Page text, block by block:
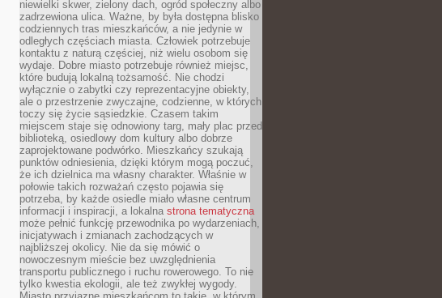
niewielki skwer, zielony dach, ogród społeczny albo
zadrzewiona ulica. Ważne, by była dostępna blisko
codziennych tras mieszkańców, a nie jedynie w
odległych częściach miasta. Człowiek potrzebuje
kontaktu z naturą częściej, niż wielu osobom się
wydaje. Dobre miasto potrzebuje również miejsc,
które budują lokalną tożsamość. Nie chodzi
wyłącznie o zabytki czy reprezentacyjne obiekty,
ale o przestrzenie zwyczajne, codzienne, w których
toczy się życie sąsiedzkie. Czasem takim
miejscem staje się odnowiony targ, mały plac przed
biblioteką, osiedlowy dom kultury albo dobrze
zaprojektowane podwórko. Mieszkańcy szukają
punktów odniesienia, dzięki którym mogą poczuć,
że ich dzielnica ma własny charakter. Właśnie w
połowie takich rozważań często pojawia się
potrzeba, by każde osiedle miało własne centrum
informacji i inspiracji, a lokalna strona tematyczna
może pełnić funkcję przewodnika po wydarzeniach,
inicjatywach i zmianach zachodzących w
najbliższej okolicy. Nie da się mówić o
nowoczesnym mieście bez uwzględnienia
transportu publicznego i ruchu rowerowego. To nie
tylko kwestia ekologii, ale też zwykłej wygody.